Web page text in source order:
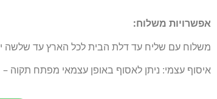
אפשרויות משלוח:
משלוח עם שליח עד דלת הבית לכל הארץ עד שלשה
איסוף עצמי: ניתן לאסוף באופן עצמאי מפתח תקוה –